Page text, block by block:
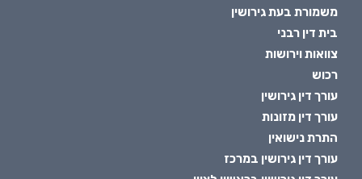
משמורת בעת גירושין
בית דין רבני
צוואות וירושות
רכוש
עורך דין גירושין
עורך דין מזונות
התרת נישואין
עורך דין גירושין במרכז